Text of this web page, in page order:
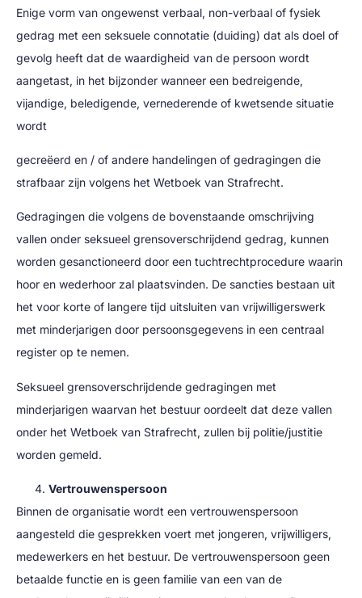
Enige vorm van ongewenst verbaal, non-verbaal of fysiek
gedrag met een seksuele connotatie (duiding) dat als doel of
gevolg heeft dat de waardigheid van de persoon wordt
aangetast, in het bijzonder wanneer een bedreigende,
vijandige, beledigende, vernederende of kwetsende situatie
wordt
gecreëerd en / of andere handelingen of gedragingen die
strafbaar zijn volgens het Wetboek van Strafrecht.
Gedragingen die volgens de bovenstaande omschrijving
vallen onder seksueel grensoverschrijdend gedrag, kunnen
worden gesanctioneerd door een tuchtrechtprocedure waarin
hoor en wederhoor zal plaatsvinden. De sancties bestaan uit
het voor korte of langere tijd uitsluiten van vrijwilligerswerk
met minderjarigen door persoonsgegevens in een centraal
register op te nemen.
Seksueel grensoverschrijdende gedragingen met
minderjarigen waarvan het bestuur oordeelt dat deze vallen
onder het Wetboek van Strafrecht, zullen bij politie/justitie
worden gemeld.
Vertrouwenspersoon
Binnen de organisatie wordt een vertrouwenspersoon
aangesteld die gesprekken voert met jongeren, vrijwilligers,
medewerkers en het bestuur. De vertrouwenspersoon geen
betaalde functie en is geen familie van een van de